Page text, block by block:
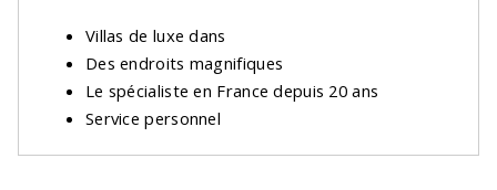
Villas de luxe dans
Des endroits magnifiques
Le spécialiste en France depuis 20 ans
Service personnel